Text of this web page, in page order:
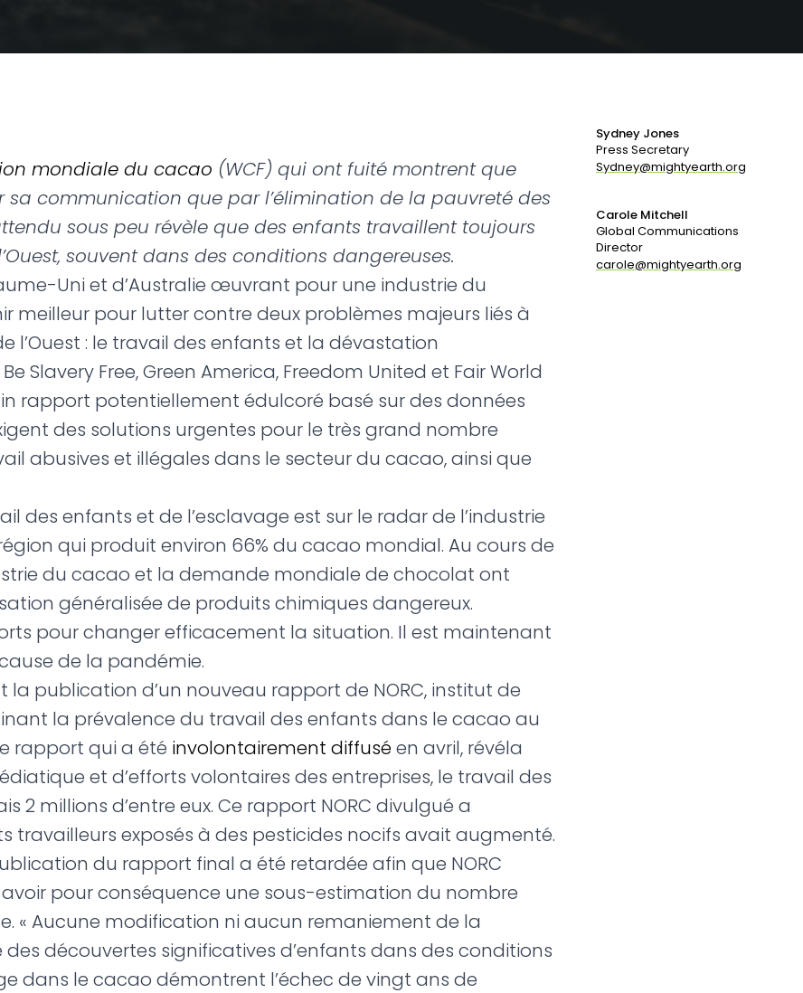
Sydney Jones
Press Secretary
Sydney@mightyearth.org
Carole Mitchell
Global Communications
Director
carole@mightyearth.org
mondiale du cacao (WCF) qui ont fuité montrent que
sa communication que par l’élimination de la pauvreté des
sous peu révèle que des enfants travaillent toujours
souvent dans des conditions dangereuses.
Uni et d’Australie œuvrant pour une industrie du
pour lutter contre deux problèmes majeurs liés à
l’Ouest : le travail des enfants et la dévastation
Slavery Free, Green America, Freedom United et Fair World
rapport potentiellement édulcoré basé sur des données
des solutions urgentes pour le très grand nombre
abusives et illégales dans le secteur du cacao, ainsi que
des enfants et de l’esclavage est sur le radar de l’industrie
qui produit environ 66% du cacao mondial. Au cours de
du cacao et la demande mondiale de chocolat ont
généralisée de produits chimiques dangereux.
pour changer efficacement la situation. Il est maintenant
de la pandémie.
la publication d’un nouveau rapport de NORC, institut de
la prévalence du travail des enfants dans le cacao au
rapport qui a été involontairement diffuséen avril, révéla
et d’efforts volontaires des entreprises, le travail des
millions d’entre eux. Ce rapport NORC divulgué a
travailleurs exposés à des pesticides nocifs avait augmenté.
du rapport final a été retardée afin que NORC
pour conséquence une sous-estimation du nombre
« Aucune modification ni aucun remaniement de la
découvertes significatives d’enfants dans des conditions
dans le cacao démontrent l’échec de vingt ans de